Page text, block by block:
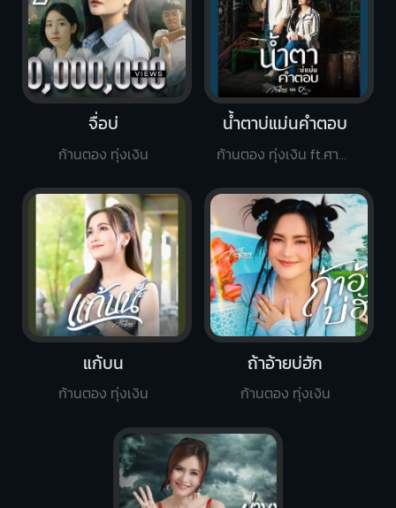
แก้บน
ก้านตอง ทุ่งเงิน
จื่อบ่
ก้านตอง ทุ่งเงิน
น้ำตาบ่แม่นคำตอบ
ก้านตอง ทุ่งเงิน ft.ศาล สานศิลป์
ถ้าอ้ายบ่ฮัก
ก้านตอง ทุ่งเงิน